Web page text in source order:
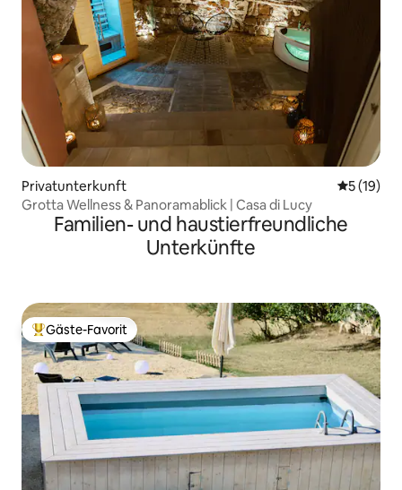
Privatunterkunft
5 (19)
Grotta Wellness & Panoramablick | Casa di Lucy
Familien- und haustierfreundliche
Unterkünfte
Beliebter Gäste-Favorit.
Gäste-Favorit